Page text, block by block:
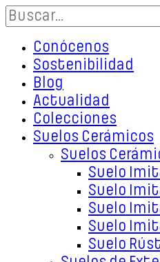
Conócenos
Sostenibilidad
Blog
Actualidad
Colecciones
Suelos Cerámicos
Suelos
Suelo
Suelo
Suelo
Suelo
Suelo